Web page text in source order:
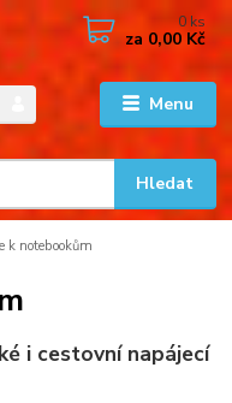
Menu
Hledat
0 ks
za 0,00 Kč
k notebookům
i cestovní napájecí